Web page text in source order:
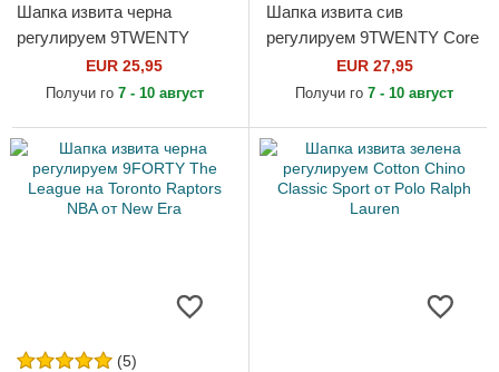
Шапка извита черна
регулируем 9TWENTY
League Essential на New
York Yankees MLB от New
EUR 25,95
Получи го 7 - 10 август
Шапка извита сив
регулируем 9TWENTY Core
Classic на Boston Red Sox
MLB от New Era
EUR 27,95
Получи го 7 - 10 август
(5)